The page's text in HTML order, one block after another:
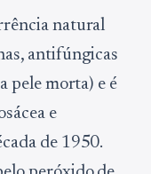
natural
antifúngicas
pele morta) e é
e
de 1950.